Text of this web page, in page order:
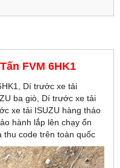
FVM 6HK1
Dí trước xe tải
ba giò, Dí trước xe tải
xe tải ISUZU hàng tháo
hành lắp lên chạy ổn
thu code trên toàn quốc